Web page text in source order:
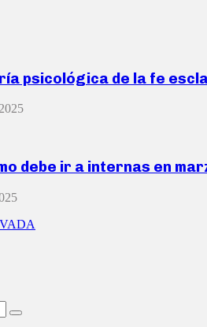
psicológica de la fe
debe ir a internas en
Search